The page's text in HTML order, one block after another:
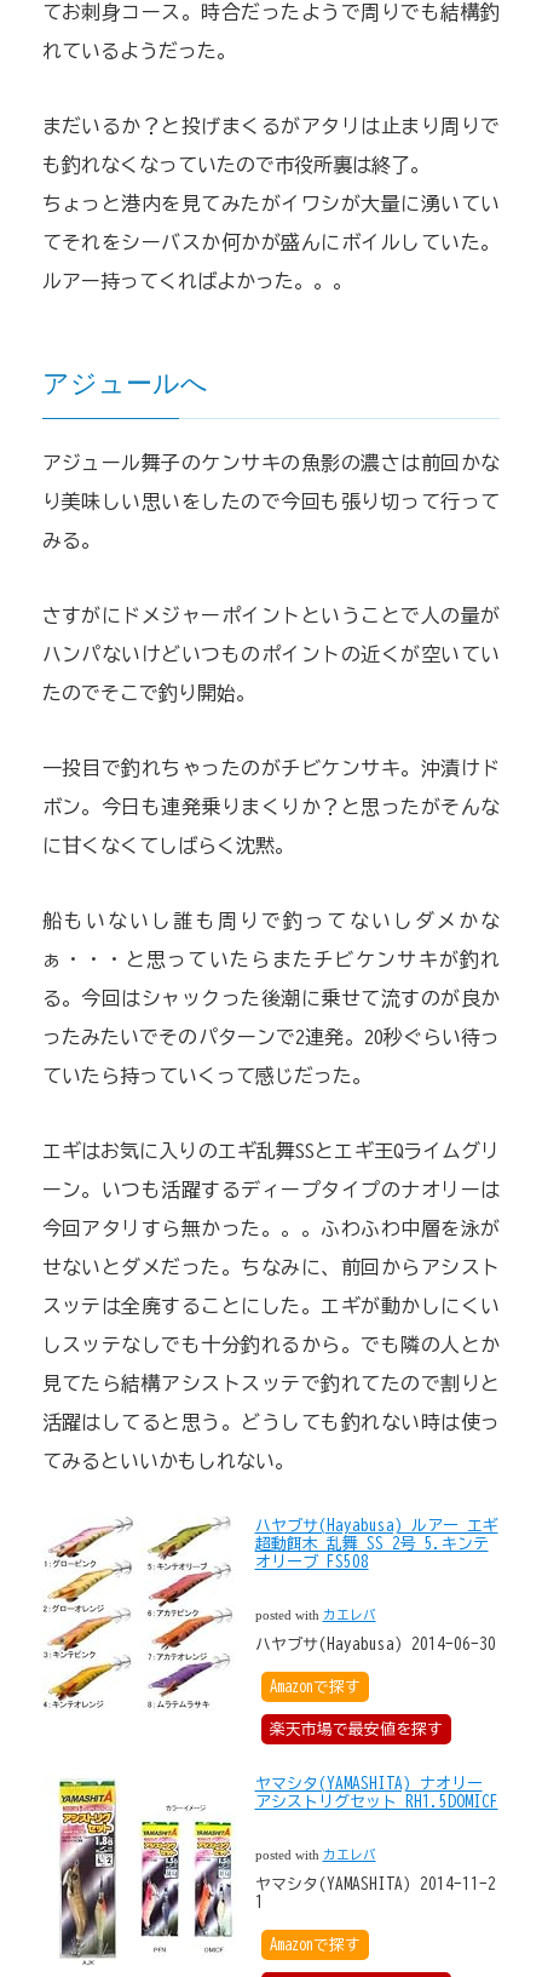
てお刺身コース。時合だったようで周りでも結構釣
れているようだった。
まだいるか？と投げまくるがアタリは止まり周りで
も釣れなくなっていたので市役所裏は終了。
ちょっと港内を見てみたがイワシが大量に湧いてい
てそれをシーバスか何かが盛んにボイルしていた。
ルアー持ってくればよかった。。。
アジュールへ
アジュール舞子のケンサキの魚影の濃さは前回かな
り美味しい思いをしたので今回も張り切って行って
みる。
さすがにドメジャーポイントということで人の量が
ハンパないけどいつものポイントの近くが空いてい
たのでそこで釣り開始。
一投目で釣れちゃったのがチビケンサキ。沖漬けド
ボン。今日も連発乗りまくりか？と思ったがそんな
に甘くなくてしばらく沈黙。
船もいないし誰も周りで釣ってないしダメかな
ぁ・・・と思っていたらまたチビケンサキが釣れ
る。今回はシャックった後潮に乗せて流すのが良か
ったみたいでそのパターンで2連発。20秒ぐらい待っ
ていたら持っていくって感じだった。
エギはお気に入りのエギ乱舞SSとエギ王Qライムグリ
ーン。いつも活躍するディープタイプのナオリーは
今回アタリすら無かった。。。ふわふわ中層を泳が
せないとダメだった。ちなみに、前回からアシスト
スッテは全廃することにした。エギが動かしにくい
しスッテなしでも十分釣れるから。でも隣の人とか
見てたら結構アシストスッテで釣れてたので割りと
活躍はしてると思う。どうしても釣れない時は使っ
てみるといいかもしれない。
ハヤブサ(Hayabusa) ルアー エギ
超動餌木 乱舞 SS 2号 5.キンテ
オリーブ FS508
posted with カエレバ
ハヤブサ(Hayabusa) 2014-06-30
Amazonで探す
楽天市場で最安値を探す
ヤマシタ(YAMASHITA) ナオリー
アシストリグセット RH1.5DOMICF
posted with カエレバ
ヤマシタ(YAMASHITA) 2014-11-2
1
Amazonで探す